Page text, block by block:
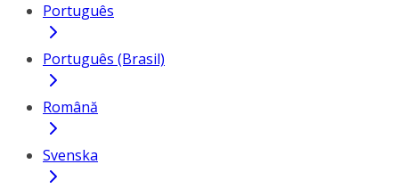
Português
Português (Brasil)
Română
Svenska